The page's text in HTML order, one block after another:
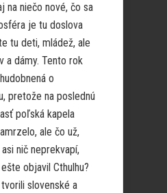
na niečo nové, čo sa
je tu doslova
tu deti, mládež, ale
a dámy. Tento rok
o
pretože na poslednú
poľská kapela
ale čo už,
nič neprekvapí,
objavil Cthulhu?
slovenské a